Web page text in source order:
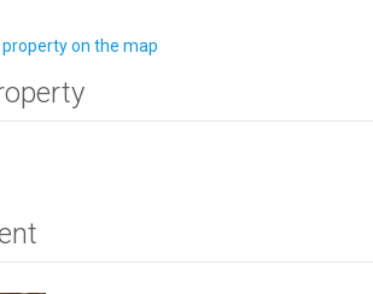
on the map